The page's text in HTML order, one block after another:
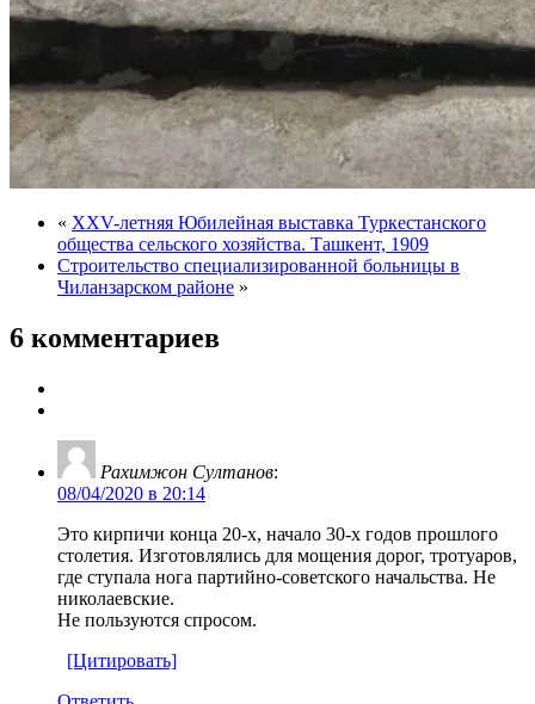
« XXV-летняя Юбилейная выставка Туркестанского
общества сельского хозяйства. Ташкент, 1909
Строительство специализированной больницы в
Чиланзарском районе »
6 комментариев
Рахимжон Султанов:
08/04/2020 в 20:14
Это кирпичи конца 20-х, начало 30-х годов прошлого
столетия. Изготовлялись для мощения дорог, тротуаров,
где ступала нога партийно-советского начальства. Не
николаевские.
Не пользуются спросом.
[Цитировать]